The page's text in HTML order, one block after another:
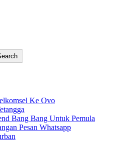
Ke Ovo
Bang Bang Untuk Pemula
Pesan Whatsapp